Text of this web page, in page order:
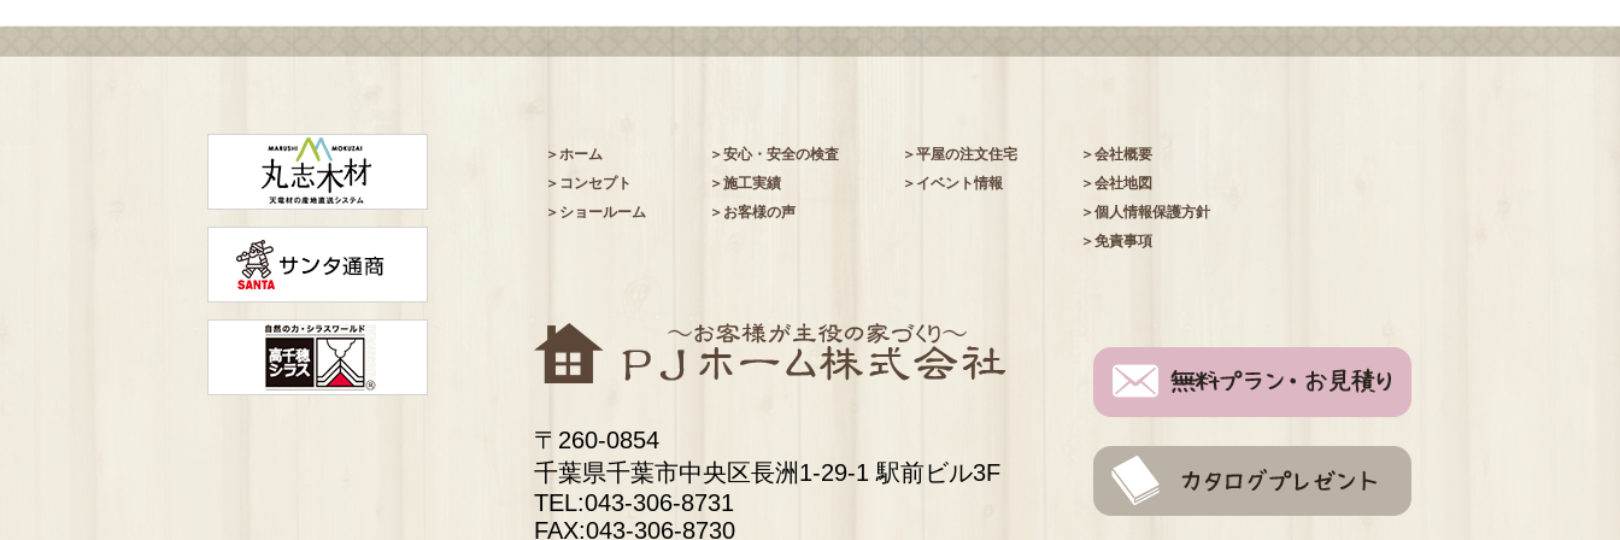
ホーム
コンセプト
ショールーム
安心・安全の検査
施工実績
お客様の声
平屋の注⽂住宅
イベント情報
会社概要
会社地図
個人情報保護方針
免責事項
〒260-0854
千葉県千葉市中央区長洲1-29-1 駅前ビル3F
TEL:043-306-8731
FAX:043-306-8730